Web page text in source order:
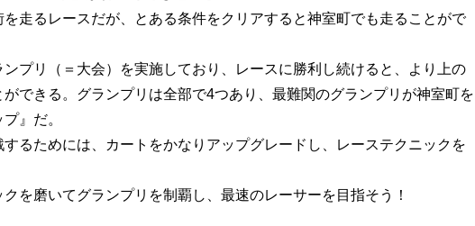
を走るレースだが、とある条件をクリアすると神室町でも走ることがで
ンプリ（＝大会）を実施しており、レースに勝利し続けると、より上の
できる。グランプリは全部で4つあり、最難関のグランプリが神室町を
』だ。
るためには、カートをかなりアップグレードし、レーステクニックを
を磨いてグランプリを制覇し、最速のレーサーを目指そう！